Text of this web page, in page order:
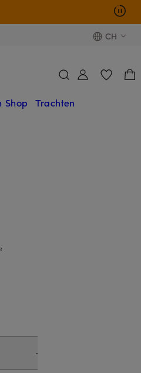
CH
Shop Trachten